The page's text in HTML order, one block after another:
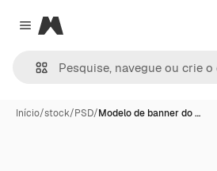
Close menu
Magnific
Início/stock/PSD/Modelo de banner do …